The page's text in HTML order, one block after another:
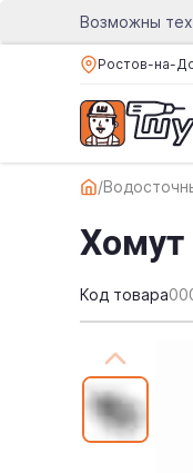
Возможны
Ростов-на-
/
Хомут
Код товара